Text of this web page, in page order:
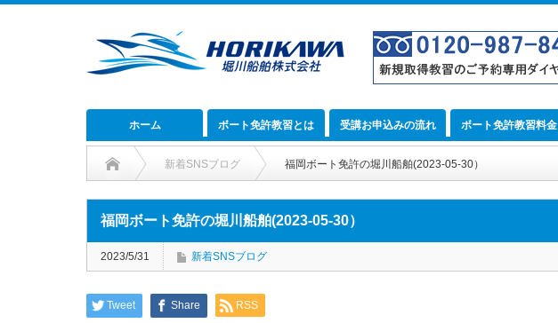
ホーム ボート免許教習とは 受講お申込みの流れ ボート免許教習料金
新着SNSブログ 福岡ボート免許の堀川船舶(2023-05-30）
福岡ボート免許の堀川船舶(2023-05-30）
2023/5/31 新着SNSブログ
Tweet Share RSS